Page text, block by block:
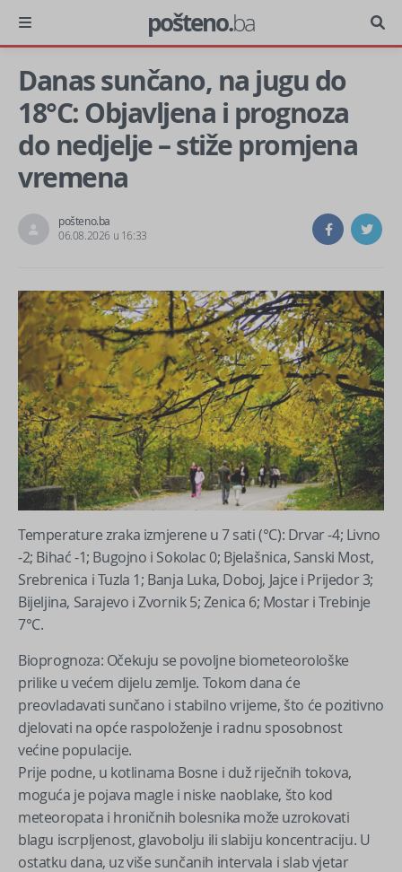
pošteno.ba
Danas sunčano, na jugu do
18°C: Objavljena i prognoza
do nedjelje – stiže promjena
vremena
pošteno.ba
06.08.2026 u 16:33
Temperature zraka izmjerene u 7 sati (°C): Drvar -4; Livno
-2; Bihać -1; Bugojno i Sokolac 0; Bjelašnica, Sanski Most,
Srebrenica i Tuzla 1; Banja Luka, Doboj, Jajce i Prijedor 3;
Bijeljina, Sarajevo i Zvornik 5; Zenica 6; Mostar i Trebinje
7°C.
Bioprognoza: Očekuju se povoljne biometeorološke
prilike u većem dijelu zemlje. Tokom dana će
preovladavati sunčano i stabilno vrijeme, što će pozitivno
djelovati na opće raspoloženje i radnu sposobnost
većine populacije.
Prije podne, u kotlinama Bosne i duž riječnih tokova,
moguća je pojava magle i niske naoblake, što kod
meteoropata i hroničnih bolesnika može uzrokovati
blagu iscrpljenost, glavobolju ili slabiju koncentraciju. U
ostatku dana, uz više sunčanih intervala i slab vjetar